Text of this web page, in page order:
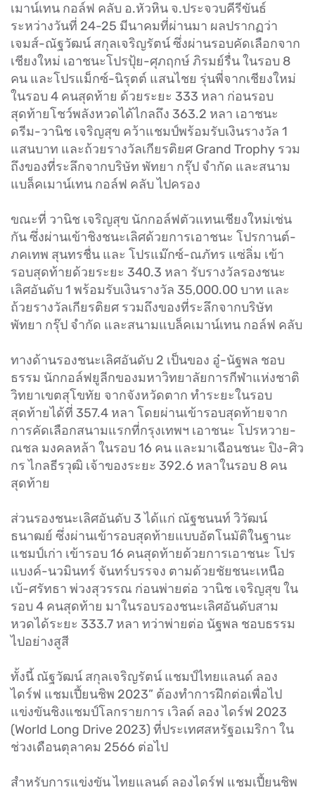
เมาน์เทน กอล์ฟ คลับ อ.หัวหิน จ.ประจวบคีรีขันธ์
ระหว่างวันที่ 24-25 มีนาคมที่ผ่านมา ผลปรากฏว่า
เจมส์-ณัฐวัฒน์ สกุลเจริญรัตน์ ซึ่งผ่านรอบคัดเลือกจาก
เชียงใหม่ เอาชนะโปรปุ้ย-ศุภฤกษ์ ภิรมย์รื่น ในรอบ 8
คน และโปรแม็กซ์-นิรุตต์ แสนไชย รุ่นพี่จากเชียงใหม่
ในรอบ 4 คนสุดท้าย ด้วยระยะ 333 หลา ก่อนรอบ
สุดท้ายโชว์พลังหวดได้ไกลถึง 363.2 หลา เอาชนะ
ดรีม-วานิช เจริญสุข คว้าแชมป์พร้อมรับเงินรางวัล 1
แสนบาท และถ้วยรางวัลเกียรติยศ Grand Trophy รวม
ถึงของที่ระลึกจากบริษัท พัทยา กรุ๊ป จำกัด และสนาม
แบล็คเมาน์เทน กอล์ฟ คลับ ไปครอง
ขณะที่ วานิช เจริญสุข นักกอล์ฟตัวแทนเชียงใหม่เช่น
กัน ซึ่งผ่านเข้าชิงชนะเลิศด้วยการเอาชนะ โปรกานต์-
ภคเทพ สุนทรชื่น และ โปรแม๊กซ์-ณภัทร แซ่ลิ่ม เข้า
รอบสุดท้ายด้วยระยะ 340.3 หลา รับรางวัลรองชนะ
เลิศอันดับ 1 พร้อมรับเงินรางวัล 35,000.00 บาท และ
ถ้วยรางวัลเกียรติยศ รวมถึงของที่ระลึกจากบริษัท
พัทยา กรุ๊ป จำกัด และสนามแบล็คเมาน์เทน กอล์ฟ คลับ
ทางด้านรองชนะเลิศอันดับ 2 เป็นของ อู๋-นัฐพล ชอบ
ธรรม นักกอล์ฟยูลีกของมหาวิทยาลัยการกีฬาแห่งชาติ
วิทยาเขตสุโขทัย จากจังหวัดตาก ทำระยะในรอบ
สุดท้ายได้ที่ 357.4 หลา โดยผ่านเข้ารอบสุดท้ายจาก
การคัดเลือกสนามแรกที่กรุงเทพฯ เอาชนะ โปรหวาย-
ณชล มงคลหล้า ในรอบ 16 คน และมาเฉือนชนะ ปิง-ศิว
กร ไกลธีรวุฒิ เจ้าของระยะ 392.6 หลาในรอบ 8 คน
สุดท้าย
ส่วนรองชนะเลิศอันดับ 3 ได้แก่ ณัฐชนนท์ วิวัฒน์
ธนาฒย์ ซึ่งผ่านเข้ารอบสุดท้ายแบบอัตโนมัติในฐานะ
แชมป์เก่า เข้ารอบ 16 คนสุดท้ายด้วยการเอาชนะ โปร
แบงค์-นวมินทร์ จันทร์บรรจง ตามด้วยชัยชนะเหนือ
เบ้-ศรัทธา พ่วงสุวรรณ ก่อนพ่ายต่อ วานิช เจริญสุข ใน
รอบ 4 คนสุดท้าย มาในรอบรองชนะเลิศอันดับสาม
หวดได้ระยะ 333.7 หลา ทว่าพ่ายต่อ นัฐพล ชอบธรรม
ไปอย่างสูสี
ทั้งนี้ ณัฐวัฒน์ สกุลเจริญรัตน์ แชมป์ไทยแลนด์ ลอง
ไดร์ฟ แชมเปี้ยนชิพ 2023” ต้องทำการฝึกต่อเพื่อไป
แข่งขันชิงแชมป์โลกรายการ เวิลด์ ลอง ไดร์ฟ 2023
(World Long Drive 2023) ที่ประเทศสหรัฐอเมริกา ใน
ช่วงเดือนตุลาคม 2566 ต่อไป
สำหรับการแข่งขัน ไทยแลนด์ ลองไดร์ฟ แชมเปี้ยนชิพ